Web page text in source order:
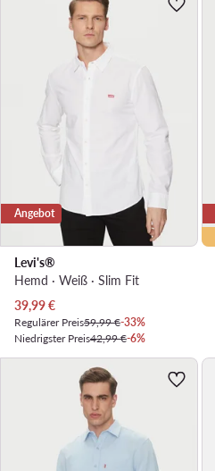
Angebot
Levi's®
Hemd · Weiß · Slim Fit
Aktueller Preis
39,99€
Regulärer Preis59,99 €-33%
Niedrigster Preis42,99 €-6%